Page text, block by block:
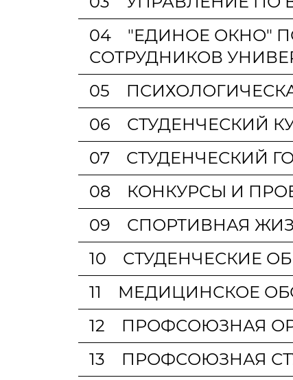
04 "ЕДИНОЕ ОКНО"
СОТРУДНИКОВ
05
06 СТУДЕНЧЕСКИЙ
07 СТУДЕНЧЕСКИЙ
08 КОНКУРСЫ И
09 СПОРТИВНАЯ
10 СТУДЕНЧЕСКИЕ
11 МЕДИЦИНСКОЕ
12 ПРОФСОЮЗНАЯ
13 ПРОФСОЮЗНАЯ